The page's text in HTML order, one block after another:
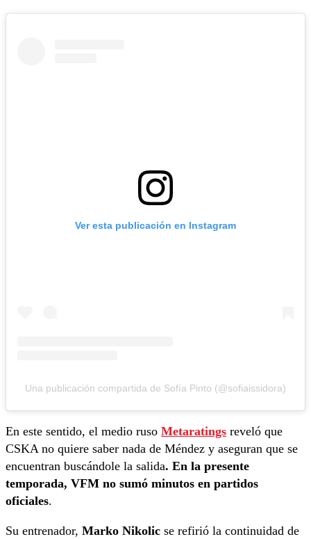
Ver esta publicación en Instagram
Una publicación compartida de Sofía Pinto (@sofiaissidora)
En este sentido, el medio ruso Metaratings reveló que
CSKA no quiere saber nada de Méndez y aseguran que se
encuentran buscándole la salida. En la presente
temporada, VFM no sumó minutos en partidos
oficiales.
Su entrenador, Marko Nikolic se refirió la continuidad de